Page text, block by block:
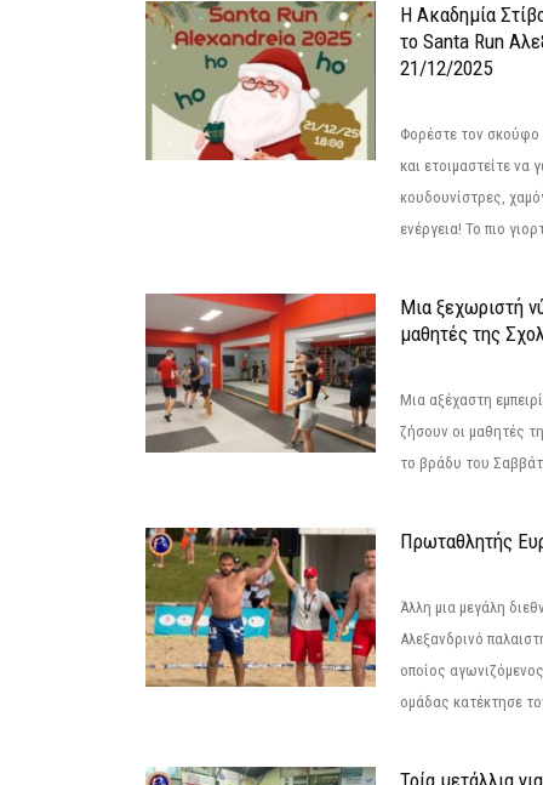
Η Ακαδημία
το Santa Run
21/12/2025
Φορέστε τον σκούφο
και ετοιμαστείτε να
κουδουνίστρες,
ενέργεια! Το πιο
Μια ξεχωριστή
μαθητές της
Μια αξέχαστη
ζήσουν οι μαθητές
το βράδυ του
Πρωταθλητής
Άλλη μια μεγάλη
Αλεξανδρινό
οποίος
ομάδας κατέκτησε
Τρία μετάλλια